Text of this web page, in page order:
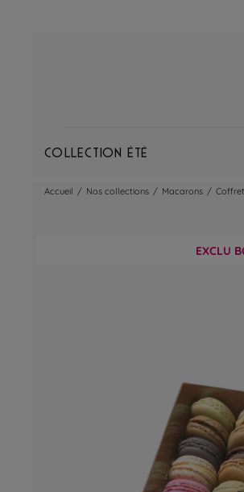
Collection Été
Accueil / Nos collections / Macarons /
EXCLU